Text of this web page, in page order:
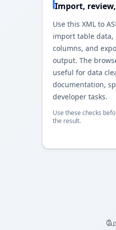
Import,
Use this XML to
import table data,
columns, and
output. The
useful for data
documentation,
developer tasks.
Use these checks
the result.